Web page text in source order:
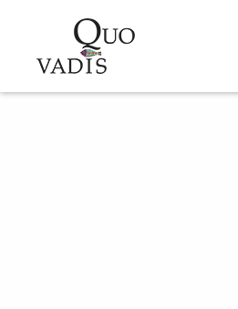
Sari la conținutul principal
Navigare